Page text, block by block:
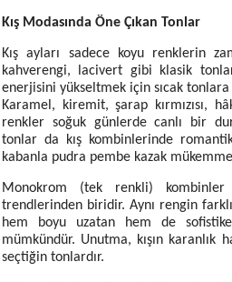
Kış Modasında Öne Çıkan Tonlar
Kış ayları sadece koyu renklerin
kahverengi, lacivert gibi klasik
enerjisini yükseltmek için sıcak
Karamel, kiremit, şarap kırmızısı,
renkler soğuk günlerde canlı bir
tonlar da kış kombinlerinde
kabanla pudra pembe kazak
Monokrom (tek renkli)
trendlerinden biridir. Aynı rengin
hem boyu uzatan hem de
mümkündür. Unutma, kışın karanlık
seçtiğin tonlardır.